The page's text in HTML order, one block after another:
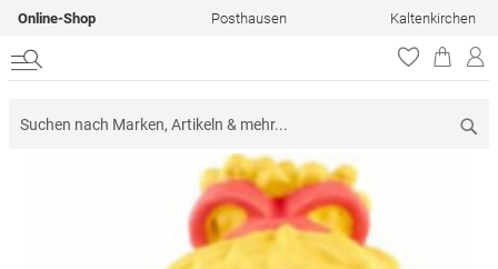
Online-Shop Posthausen Kaltenkirchen